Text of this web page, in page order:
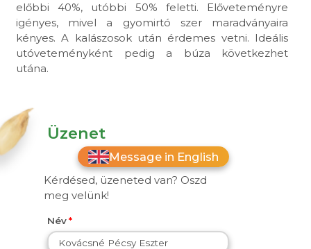
előbbi 40%, utóbbi 50% feletti. Előveteményre
igényes, mivel a gyomirtó szer maradványaira
kényes. A kalászosok után érdemes vetni. Ideális
utóveteményként pedig a búza következhet
utána.
Üzenet
Message in English
Kérdésed, üzeneted van? Oszd
meg velünk!
Név